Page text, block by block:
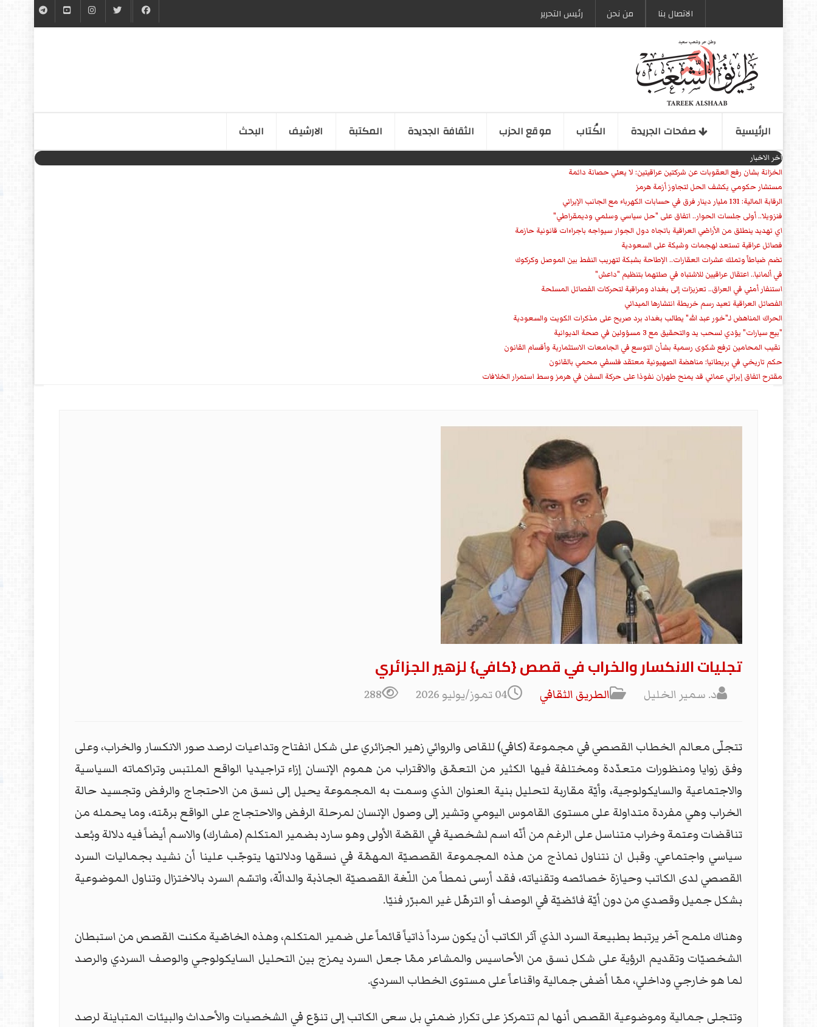
الاتصال بنا من نحن رئیس التحریر
الرئیسیة صفحات الجریدة الكُتاب موقع الحزب الثقافة الجدیدة المكتبة الارشیف البحث
اخر الاخبار
الخزانة بشان رفع العقوبات عن شركتين عراقيتين: لا يعني حصانة دائمة
مستشار حكومي يكشف الحل لتجاوز أزمة هرمز
الرقابة المالية: 131 مليار دينار فرق في حسابات الكهرباء مع الجانب الإيراني
فنزويلا.. أولى جلسات الحوار.. اتفاق على "حل سياسي وسلمي وديمقراطي"
اي تهديد ينطلق من الأراضي العراقية باتجاه دول الجوار سيواجه باجراءات قانونية حازمة
فصائل عراقية تستعد لهجمات وشيكة على السعودية
تضم ضباطاً وتملك عشرات العقارات.. الإطاحة بشبكة لتهريب النفط بين الموصل وكركوك
في ألمانيا.. اعتقال عراقيين للاشتباه في صلتهما بتنظيم "داعش"
استنفار أمني في العراق.. تعزيزات إلى بغداد ومراقبة لتحركات الفصائل المسلحة
الفصائل العراقية تعيد رسم خريطة انتشارها الميداني
الحراك المناهض لـ"خور عبد الله" يطالب بغداد برد صريح على مذكرات الكويت والسعودية
"بيع سيارات" يؤدي لسحب يد والتحقيق مع 3 مسؤولين في صحة الديوانية
‏ نقيب المحامين ترفع شكوى رسمية بشأن التوسع في الجامعات الاستثمارية وأقسام القانون
حكم تاريخي في بريطانيا: مناهضة الصهيونية معتقد فلسفي محمي بالقانون
مقترح اتفاق إيراني عماني قد يمنح طهران نفوذا على حركة السفن في هرمز وسط استمرار الخلافات
تجليات الانكسار والخراب في قصص {كافي} لزهير الجزائري
د. سمير الخليل الطریق الثقافي 04 تموز/يوليو 2026 288
تتجلّى معالم الخطاب القصصي في مجموعة (كافي) للقاص والروائي زهير الجزائري على شكل انفتاح وتداعيات لرصد صور الانكسار والخراب، وعلى
وفق زوايا ومنظورات متعدّدة ومختلفة فيها الكثير من التعمّق والاقتراب من هموم الإنسان إزاء تراجيديا الواقع الملتبس وتراكماته السياسية
والاجتماعية والسايكولوجية، وأيّة مقاربة لتحليل بنية العنوان الذي وسمت به المجموعة يحيل إلى نسق من الاحتجاج والرفض وتجسيد حالة
الخراب وهي مفردة متداولة على مستوى القاموس اليومي وتشير إلى وصول الإنسان لمرحلة الرفض والاحتجاج على الواقع برمّته، وما يحمله من
تناقضات وعتمة وخراب متناسل على الرغم من أنّه اسم لشخصية في القصّة الأولى وهو سارد بضمير المتكلم (مشارك) والاسم أيضاً فيه دلالة وبُعد
سياسي واجتماعي. وقبل ان نتناول نماذج من هذه المجموعة القصصيّة المهمّة في نسقها ودلالتها يتوجّب علينا أن نشيد بجماليات السرد
القصصي لدى الكاتب وحيازة خصائصه وتقنياته، فقد أرسى نمطاً من اللّغة القصصيّة الجاذبة والدالّة، واتسّم السرد بالاختزال وتناول الموضوعية
بشكل جميل وقصدي من دون أيّة فائضيّة في الوصف أو الترهّل غير المبرّر فنيّا.
وهناك ملمح آخر يرتبط بطبيعة السرد الذي آثر الكاتب أن يكون سرداً ذاتياً قائماً على ضمير المتكلم، وهذه الخاصّية مكنت القصص من استبطان
الشخصيّات وتقديم الرؤية على شكل نسق من الأحاسيس والمشاعر ممّا جعل السرد يمزج بين التحليل السايكولوجي والوصف السردي والرصد
لما هو خارجي وداخلي، ممّا أضفى جمالية واقناعاً على مستوى الخطاب السردي.
وتتجلى جمالية وموضوعية القصص أنها لم تتمركز على تكرار ضمني بل سعى الكاتب إلى تنوّع في الشخصيات والأحداث والبيئات المتباينة لرصد